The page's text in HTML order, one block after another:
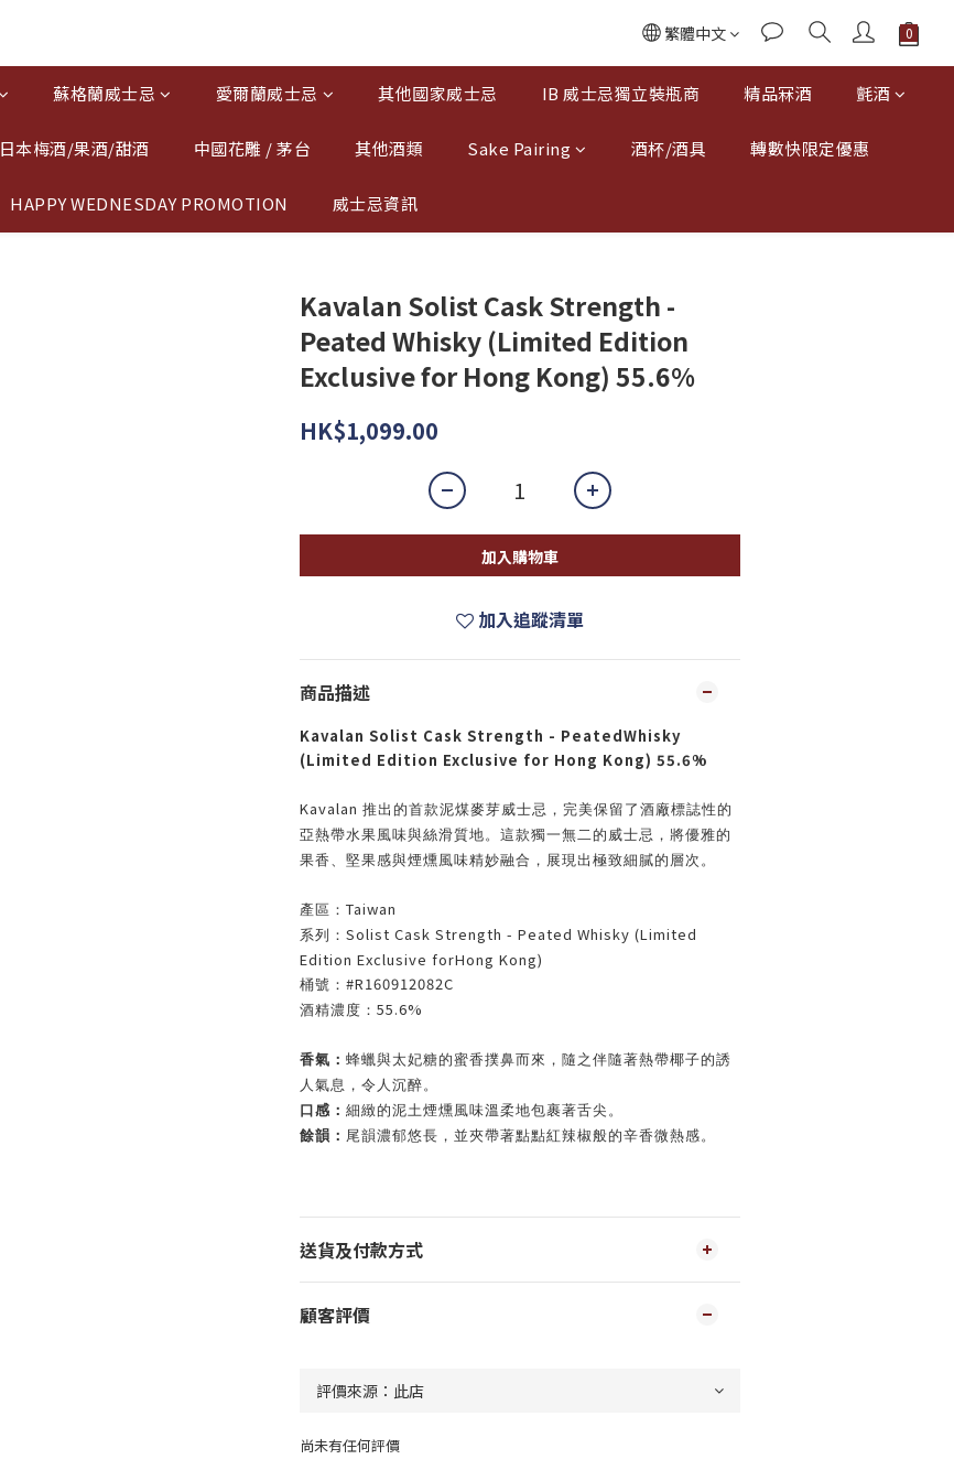
繁體中文
蘇格蘭威士忌 愛爾蘭威士忌 其他國家威士忌 IB 威士忌獨立裝瓶商 精品冧酒 氈酒
日本梅酒/果酒/甜酒 中國花雕 / 茅台 其他酒類 Sake Pairing 酒杯/酒具 轉數快限定優惠
HAPPY WEDNESDAY PROMOTION 威士忌資訊
Kavalan Solist Cask Strength -
Peated Whisky (Limited Edition
Exclusive for Hong Kong) 55.6%
HK$1,099.00
加入購物車
加入追蹤清單
商品描述
Kavalan Solist Cask Strength - PeatedWhisky
(Limited Edition Exclusive for Hong Kong) 55.6%
Kavalan 推出的首款泥煤麥芽威士忌，完美保留了酒廠標誌性的
亞熱帶水果風味與絲滑質地。這款獨一無二的威士忌，將優雅的
果香、堅果感與煙燻風味精妙融合，展現出極致細膩的層次。
產區： Taiwan
系列： Solist Cask Strength - Peated Whisky (Limited
Edition Exclusive forHong Kong)
桶號： #R160912082C
酒精濃度： 55.6%
香氣： 蜂蠟與太妃糖的蜜香撲鼻而來，隨之伴隨著熱帶椰子的誘
人氣息，令人沉醉。
口感： 細緻的泥土煙燻風味溫柔地包裹著舌尖。
餘韻： 尾韻濃郁悠長，並夾帶著點點紅辣椒般的辛香微熱感。
送貨及付款方式
顧客評價
尚未有任何評價